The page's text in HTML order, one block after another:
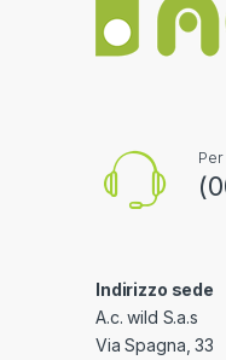
Indirizzo sede
A.c. wild S.a.s
Via Spagna, 33